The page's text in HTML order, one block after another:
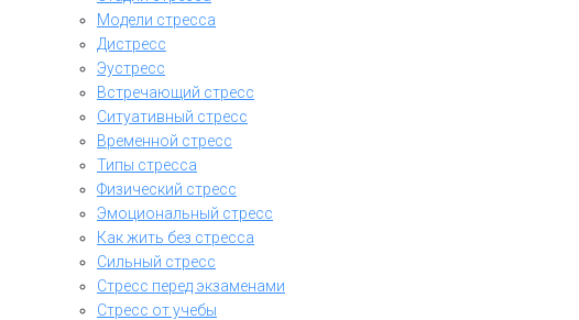
Модели стресса
Дистресс
Эустресс
Встречающий стресс
Ситуативный стресс
Временной стресс
Типы стресса
Физический стресс
Эмоциональный стресс
Как жить без стресса
Сильный стресс
Стресс перед экзаменами
Стресс от учебы